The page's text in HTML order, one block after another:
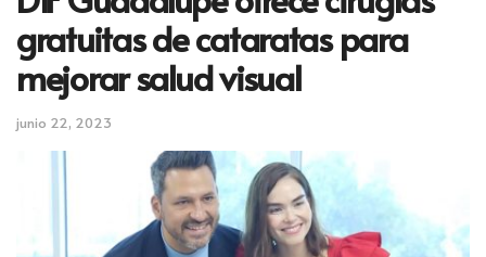
gratuitas de cataratas para
mejorar salud visual
junio 22, 2023